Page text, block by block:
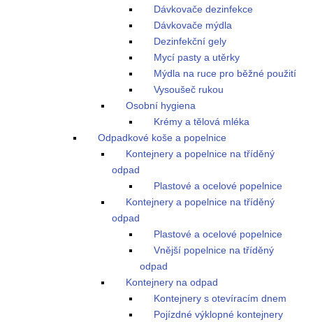
Dávkovače dezinfekce
Dávkovače mýdla
Dezinfekční gely
Mycí pasty a utěrky
Mýdla na ruce pro běžné použití
Vysoušeč rukou
Osobní hygiena
Krémy a tělová mléka
Odpadkové koše a popelnice
Kontejnery a popelnice na tříděný
odpad
Plastové a ocelové popelnice
Kontejnery a popelnice na tříděný
odpad
Plastové a ocelové popelnice
Vnější popelnice na tříděný
odpad
Kontejnery na odpad
Kontejnery s otevíracím dnem
Pojízdné výklopné kontejnery